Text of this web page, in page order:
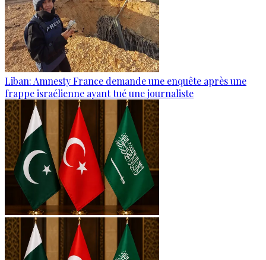
Liban: Amnesty France demande une enquête après une
frappe israélienne ayant tué une journaliste